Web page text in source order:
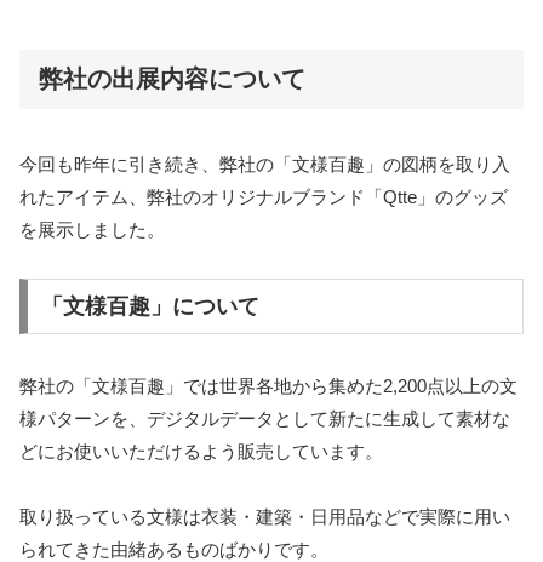
弊社の出展内容について
今回も昨年に引き続き、弊社の「文様百趣」の図柄を取り入
れたアイテム、弊社のオリジナルブランド「Qtte」のグッズ
を展示しました。
「文様百趣」について
弊社の「文様百趣」では世界各地から集めた2,200点以上の文
様パターンを、デジタルデータとして新たに生成して素材な
どにお使いいただけるよう販売しています。
取り扱っている文様は衣装・建築・日用品などで実際に用い
られてきた由緒あるものばかりです。